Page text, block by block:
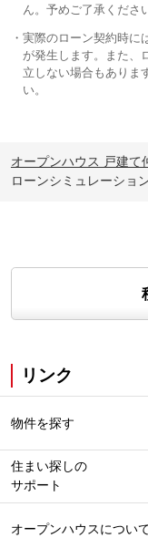
ん。予めご了承くださ
実際のローン契約時に
が発生します。また、
立しない場合もありま
い。
オープンハウス 戸建て
ローンシミュレーショ
リンク
物件を探す
住まい探しの
サポート
オープンハウスについ